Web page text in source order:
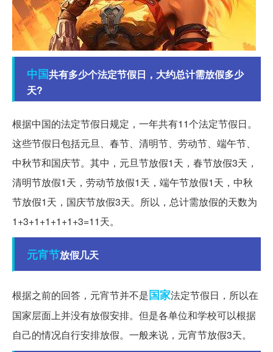
中国共有多少个法定节假日，大约总计需放假多少
天?
根据中国的法定节假日规定，一年共有11个法定节假日。
这些节假日包括元旦、春节、清明节、劳动节、端午节、
中秋节和国庆节。其中，元旦节放假1天，春节放假3天，
清明节放假1天，劳动节放假1天，端午节放假1天，中秋
节放假1天，国庆节放假3天。所以，总计需放假的天数为
1+3+1+1+1+1+3=11天。
元宵节放假几天
根据之前的回答，元宵节并不是国家法定节假日，所以在
国家层面上并没有放假安排。但是各单位和学校可以根据
自己的情况自行安排放假。一般来说，元宵节放假3天。